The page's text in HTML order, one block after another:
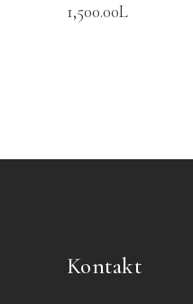
1,500.00L
Kontakt